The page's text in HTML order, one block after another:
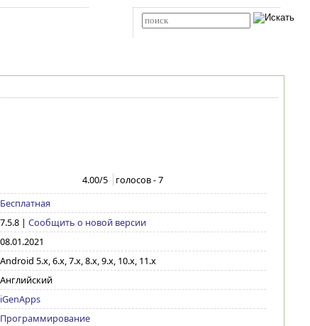
4.00/5 голосов -7
Бесплатная
7.5.8| Сообщить о новой версии
08.01.2021
Android 5.x, 6.x, 7.x, 8.x, 9.x, 10.x, 11.x
Английский
iGenApps
Программирование